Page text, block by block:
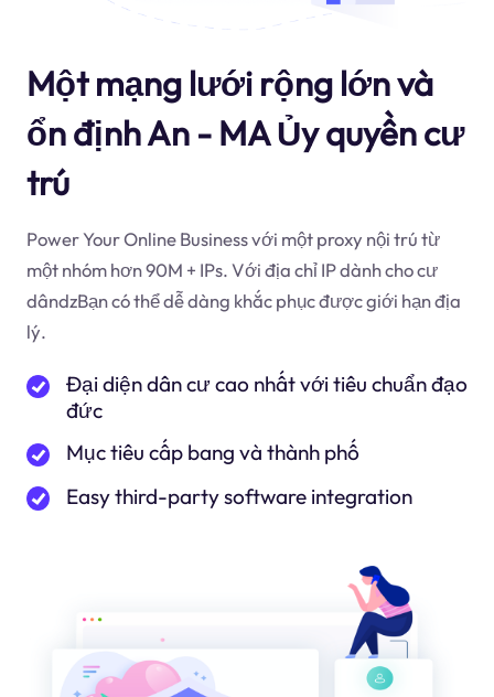
Một mạng lưới rộng lớn và
ổn định An - MA Ủy quyền cư
trú
Power Your Online Business với một proxy nội trú từ
một nhóm hơn 90M + IPs. Với địa chỉ IP dành cho cư
dândzBạn có thể dễ dàng khắc phục được giới hạn địa
lý.
Đại diện dân cư cao nhất với tiêu chuẩn đạo
đức
Mục tiêu cấp bang và thành phố
Easy third-party software integration